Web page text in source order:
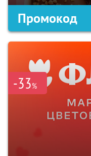
Промокод
-33%